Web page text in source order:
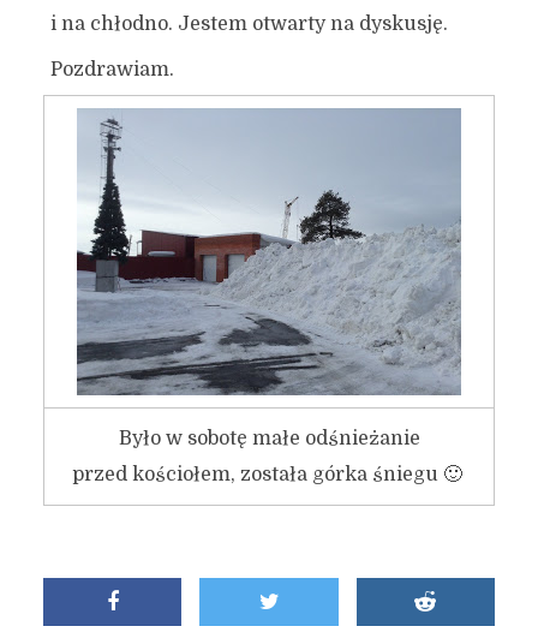
i na chłodno. Jestem otwarty na dyskusję.
Pozdrawiam.
Było w sobotę małe odśnieżanie
przed kościołem, została górka śniegu 🙂